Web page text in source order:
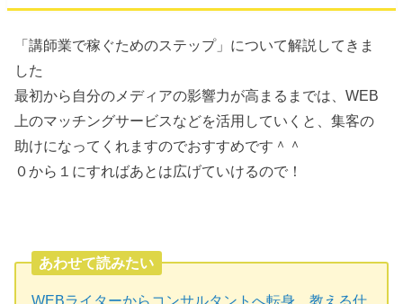
「講師業で稼ぐためのステップ」について解説してきま
した
最初から自分のメディアの影響力が高まるまでは、WEB
上のマッチングサービスなどを活用していくと、集客の
助けになってくれますのでおすすめです＾＾
０から１にすればあとは広げていけるので！
あわせて読みたい
WEBライターからコンサルタントへ転身。教える仕